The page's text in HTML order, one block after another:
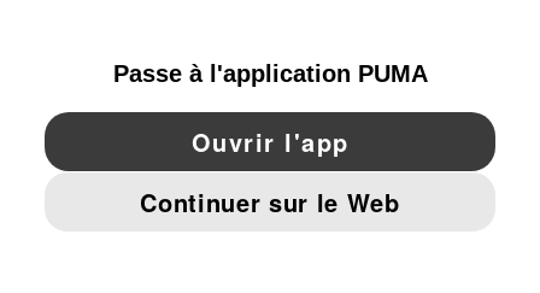
YouTube Twitter Pinterest
MENTIONS ET DONNÉES LÉGALES